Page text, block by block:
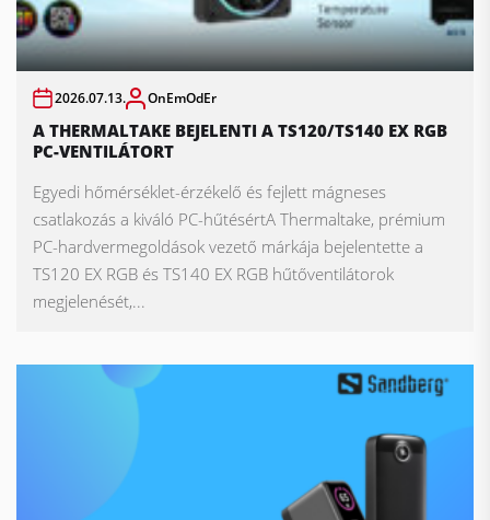
2026.07.13. OnEmOdEr
A THERMALTAKE BEJELENTI A TS120/TS140 EX RGB
PC-VENTILÁTORT
Egyedi hőmérséklet-érzékelő és fejlett mágneses
csatlakozás a kiváló PC-hűtésértA Thermaltake, prémium
PC-hardvermegoldások vezető márkája bejelentette a
TS120 EX RGB és TS140 EX RGB hűtőventilátorok
megjelenését,...